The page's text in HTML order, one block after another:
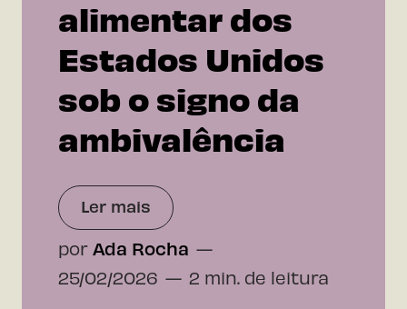
alimentar dos
Estados Unidos
sob o signo da
ambivalência
Ler mais
por Ada Rocha
25/02/2026
2 min. de leitura